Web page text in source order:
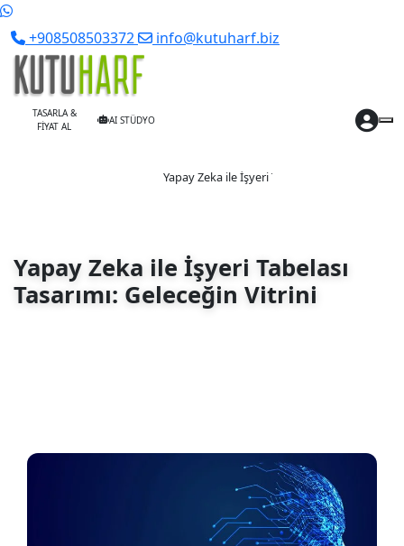
+908508503372 info@kutuharf.biz
TASARLA &
FİYAT AL
AI STÜDYO
Yapay Zeka ile İşyeri Tabelası Tasarımı:
Yapay Zeka ile İşyeri Tabelası
Tasarımı: Geleceğin Vitrini